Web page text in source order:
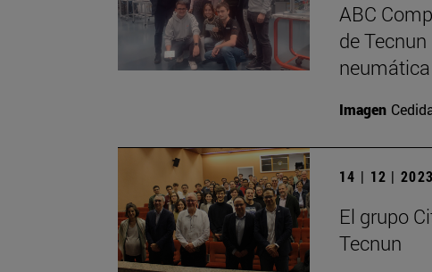
ABC
de
neumática
Imagen
14 | 12 | 2023
El grupo
Tecnun